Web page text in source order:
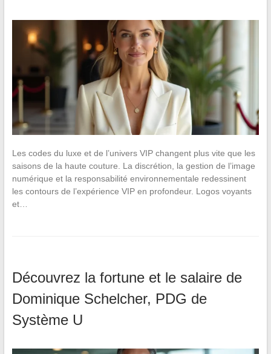
Les codes du luxe et de l’univers VIP changent plus vite que les
saisons de la haute couture. La discrétion, la gestion de l’image
numérique et la responsabilité environnementale redessinent
les contours de l’expérience VIP en profondeur. Logos voyants
et…
Découvrez la fortune et le salaire de
Dominique Schelcher, PDG de
Système U